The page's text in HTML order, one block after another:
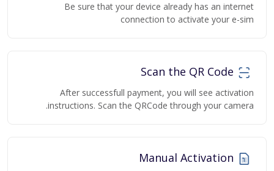
Be sure that your device already has an internet
connection to activate your e-sim
After successfull payment, you will see activation
instructions. Scan the QRCode through your camera.